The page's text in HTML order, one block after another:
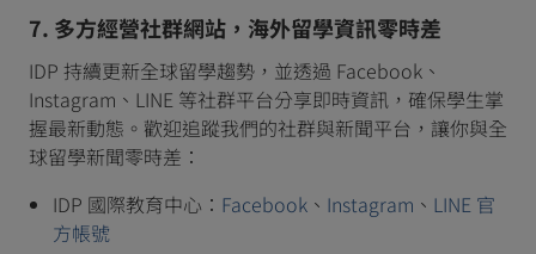
7. 多方經營社群網站，海外留學資訊零時差
IDP 持續更新全球留學趨勢，並透過 Facebook、
Instagram、LINE 等社群平台分享即時資訊，確保學生掌
握最新動態。歡迎追蹤我們的社群與新聞平台，讓你與全
球留學新聞零時差：
IDP 國際教育中心： Facebook 、 Instagram 、 LINE 官
方帳號